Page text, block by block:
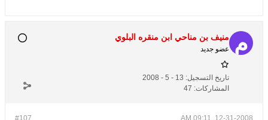
منيف بن مناحي ابن منقره البلوي
عضو جديد
تاريخ التسجيل: 13 - 5 - 2008
المشاركات: 47
#107 12-31-2008, 09:11 AM